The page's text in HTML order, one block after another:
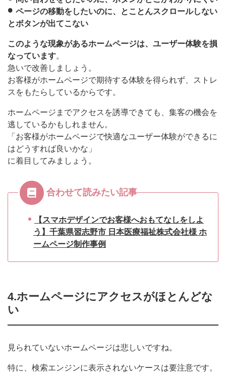
ページの移動をしたいのに、とことんスクロールしない
とボタンが出てこない
このような現象があるホームページは、ユーザー体験を損
なっています。
急いで改善しましょう。
お客様がホームページで期待する体験を得られず、ストレ
スをもたらしているからです。
ホームページまでアクセスを誘導できても、集客の機会を
逃しているかもしれません。
「お客様がホームページで快適なユーザー体験ができるに
はどうすれば良いかな」
に着目してみましょう。
合わせて読みたい記事
【スマホデザインでお客様へおもてなしをしよ
う】千葉県習志野市 日本医療福祉株式会社様 ホ
ームページ制作事例
4.ホームページにアクセスがほとんどな
い
見られていないホームページは悲しいですね。
特に、検索エンジンに表示されないケースは要注意です。